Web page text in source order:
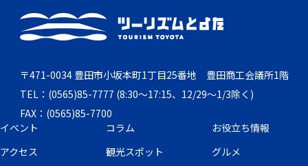
〒471-0034 豊田市小坂本町1丁目25番地 豊田商工会議所1階
TEL：(0565)85-7777 (8:30～17:15、12/29～1/3除く)
FAX：(0565)85-7700
イベント
コラム
お役立ち情報
アクセス
観光スポット
グルメ